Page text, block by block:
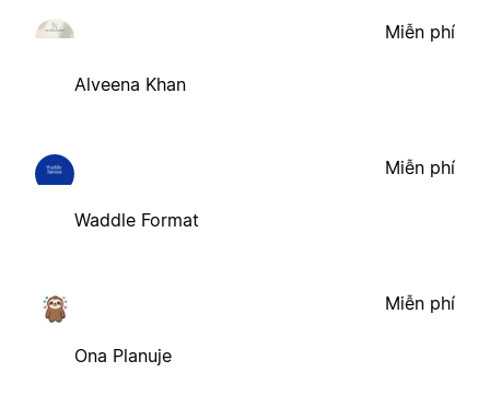
Alveena Khan
Miễn phí
Waddle Format
Miễn phí
Ona Planuje
Miễn phí